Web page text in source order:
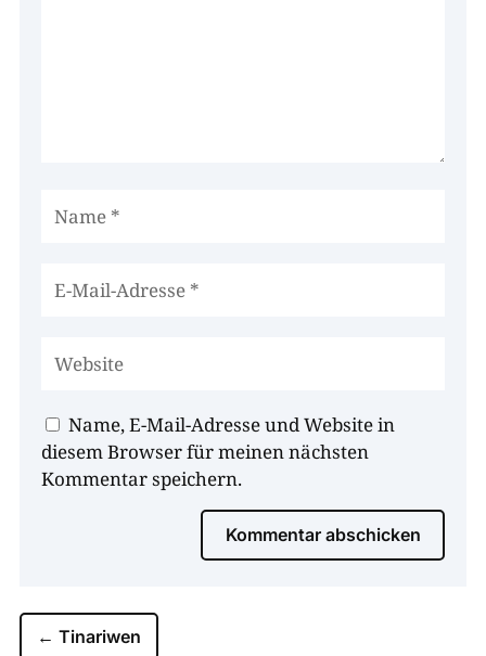
Name, E-Mail-Adresse und Website in
diesem Browser für meinen nächsten
Kommentar speichern.
Kommentar abschicken
← Tinariwen